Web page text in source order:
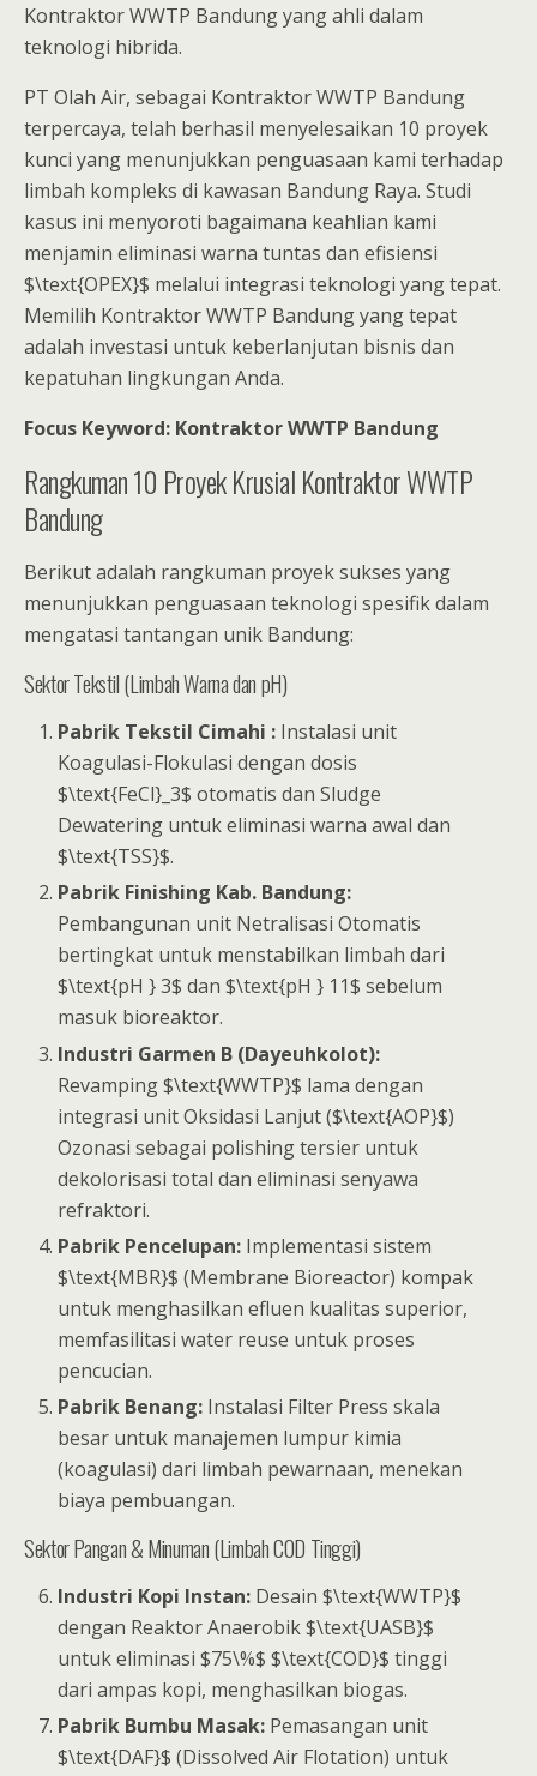
Kontraktor WWTP Bandung yang ahli dalam
teknologi hibrida.
PT Olah Air, sebagai Kontraktor WWTP Bandung
terpercaya, telah berhasil menyelesaikan 10 proyek
kunci yang menunjukkan penguasaan kami terhadap
limbah kompleks di kawasan Bandung Raya. Studi
kasus ini menyoroti bagaimana keahlian kami
menjamin eliminasi warna tuntas dan efisiensi
$\text{OPEX}$ melalui integrasi teknologi yang tepat.
Memilih Kontraktor WWTP Bandung yang tepat
adalah investasi untuk keberlanjutan bisnis dan
kepatuhan lingkungan Anda.
Focus Keyword: Kontraktor WWTP Bandung
Rangkuman 10 Proyek Krusial Kontraktor WWTP
Bandung
Berikut adalah rangkuman proyek sukses yang
menunjukkan penguasaan teknologi spesifik dalam
mengatasi tantangan unik Bandung:
Sektor Tekstil (Limbah Warna dan pH)
Pabrik Tekstil Cimahi : Instalasi unit
Koagulasi-Flokulasi dengan dosis
$\text{FeCl}_3$ otomatis dan Sludge
Dewatering untuk eliminasi warna awal dan
$\text{TSS}$.
Pabrik Finishing Kab. Bandung:
Pembangunan unit Netralisasi Otomatis
bertingkat untuk menstabilkan limbah dari
$\text{pH } 3$ dan $\text{pH } 11$ sebelum
masuk bioreaktor.
Industri Garmen B (Dayeuhkolot):
Revamping $\text{WWTP}$ lama dengan
integrasi unit Oksidasi Lanjut ($\text{AOP}$)
Ozonasi sebagai polishing tersier untuk
dekolorisasi total dan eliminasi senyawa
refraktori.
Pabrik Pencelupan: Implementasi sistem
$\text{MBR}$ (Membrane Bioreactor) kompak
untuk menghasilkan efluen kualitas superior,
memfasilitasi water reuse untuk proses
pencucian.
Pabrik Benang: Instalasi Filter Press skala
besar untuk manajemen lumpur kimia
(koagulasi) dari limbah pewarnaan, menekan
biaya pembuangan.
Sektor Pangan & Minuman (Limbah COD Tinggi)
Industri Kopi Instan: Desain $\text{WWTP}$
dengan Reaktor Anaerobik $\text{UASB}$
untuk eliminasi $75\%$ $\text{COD}$ tinggi
dari ampas kopi, menghasilkan biogas.
Pabrik Bumbu Masak: Pemasangan unit
$\text{DAF}$ (Dissolved Air Flotation) untuk